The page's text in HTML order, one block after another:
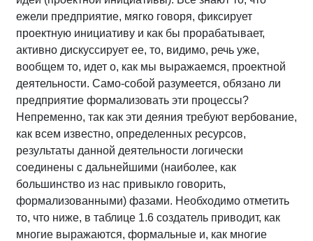
ежели предприятие, мягко говоря, фиксирует
проектную инициативу и как бы прорабатывает,
активно дискуссирует ее, то, видимо, речь уже,
вообщем то, идет о, как мы выражаемся, проектной
деятельности. Само-собой разумеется, обязано ли
предприятие формализовать эти процессы?
Непременно, так как эти деяния требуют вербование,
как всем известно, определенных ресурсов,
результаты данной деятельности логически
соединены с дальнейшими (наиболее, как
большинство из нас привыкло говорить,
формализованными) фазами. Необходимо отметить
то, что ниже, в таблице 1.6 создатель приводит, как
многие выражаются, формальные и, как многие